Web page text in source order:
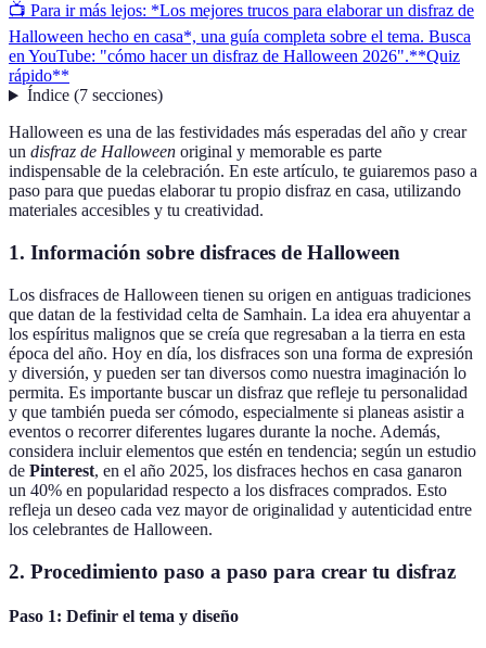
📺 Para ir más lejos: *Los mejores trucos para elaborar un disfraz de
Halloween hecho en casa*, una guía completa sobre el tema. Busca
en YouTube: "cómo hacer un disfraz de Halloween 2026".**Quiz
rápido**
Índice(7 secciones)
Halloween es una de las festividades más esperadas del año y crear
un disfraz de Halloween original y memorable es parte
indispensable de la celebración. En este artículo, te guiaremos paso a
paso para que puedas elaborar tu propio disfraz en casa, utilizando
materiales accesibles y tu creatividad.
1. Información sobre disfraces de Halloween
Los disfraces de Halloween tienen su origen en antiguas tradiciones
que datan de la festividad celta de Samhain. La idea era ahuyentar a
los espíritus malignos que se creía que regresaban a la tierra en esta
época del año. Hoy en día, los disfraces son una forma de expresión
y diversión, y pueden ser tan diversos como nuestra imaginación lo
permita. Es importante buscar un disfraz que refleje tu personalidad
y que también pueda ser cómodo, especialmente si planeas asistir a
eventos o recorrer diferentes lugares durante la noche. Además,
considera incluir elementos que estén en tendencia; según un estudio
de Pinterest, en el año 2025, los disfraces hechos en casa ganaron
un 40% en popularidad respecto a los disfraces comprados. Esto
refleja un deseo cada vez mayor de originalidad y autenticidad entre
los celebrantes de Halloween.
2. Procedimiento paso a paso para crear tu disfraz
Paso 1: Definir el tema y diseño